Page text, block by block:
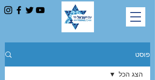
פוסט
הצג הכל